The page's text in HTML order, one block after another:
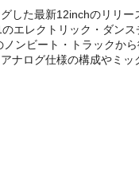
した最新12inchのリリー
エレクトリック・ダン
ンビート・トラックか
ナログ仕様の構成やミ